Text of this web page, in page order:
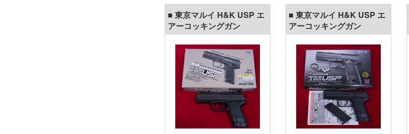
■ 東京マルイ H&K USP エ
アーコッキングガン
■ 東京マルイ H&K USP エ
アーコッキングガン